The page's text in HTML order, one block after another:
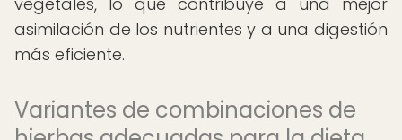
asimilación de los nutrientes y a una digestión
más eficiente.
Variantes de combinaciones de